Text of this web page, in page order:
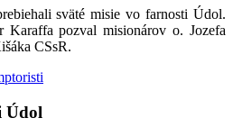
sväté misie vo farnosti Údol.
Karaffa pozval misionárov o. Jozefa
CSsR.
Údol